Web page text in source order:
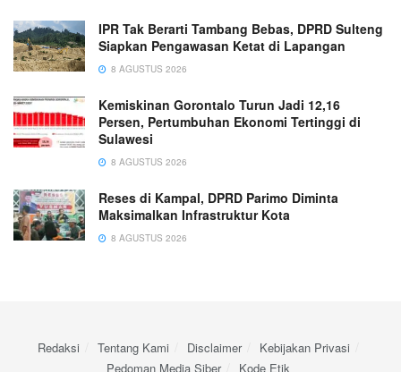
IPR Tak Berarti Tambang Bebas, DPRD Sulteng
Siapkan Pengawasan Ketat di Lapangan
8 AGUSTUS 2026
Kemiskinan Gorontalo Turun Jadi 12,16
Persen, Pertumbuhan Ekonomi Tertinggi di
Sulawesi
8 AGUSTUS 2026
Reses di Kampal, DPRD Parimo Diminta
Maksimalkan Infrastruktur Kota
8 AGUSTUS 2026
Redaksi Tentang Kami Disclaimer
Kebijakan Privasi
Pedoman Media Siber
Kode Etik